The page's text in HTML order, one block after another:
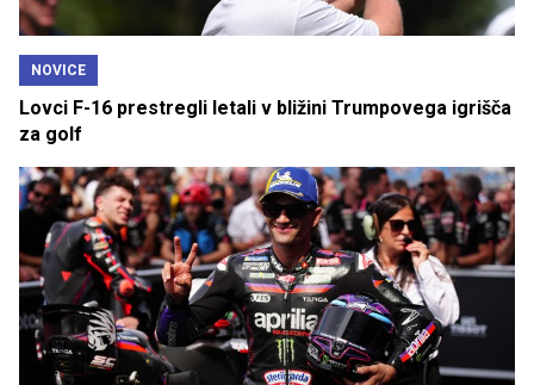
NOVICE
Lovci F-16 prestregli letali v bližini Trumpovega igrišča
za golf